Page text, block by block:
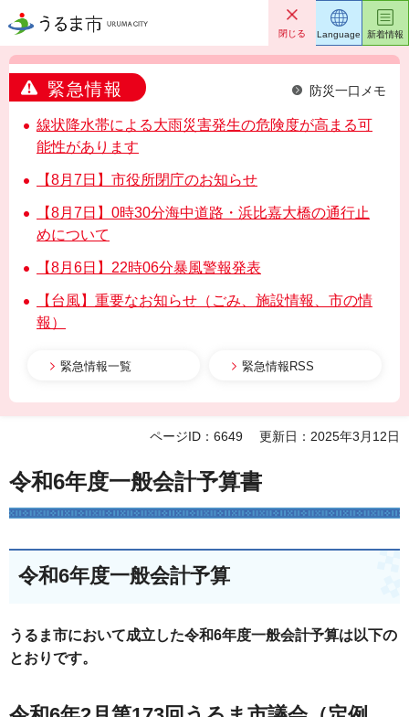
うるま市 閉じる
緊急情報 防災一口メモ
線状降水帯による大雨災害発生の危険度が高まる可
能性があります
【8月7日】市役所閉庁のお知らせ
【8月7日】0時30分海中道路・浜比嘉大橋の通行止
めについて
【8月6日】22時06分暴風警報発表
【台風】重要なお知らせ（ごみ、施設情報、市の情
報）
緊急情報一覧 緊急情報RSS
Language 新着情報
ページID：6649 更新日：2025年3月12日
令和6年度一般会計予算書
令和6年度一般会計予算
うるま市において成立した令和6年度一般会計予算は以下の
とおりです。